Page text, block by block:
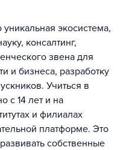
экосистема,
консалтинг,
звена для
и бизнеса, разработку
Учиться в
с 14 лет и на
и филиалах
платформе. Это
собственные